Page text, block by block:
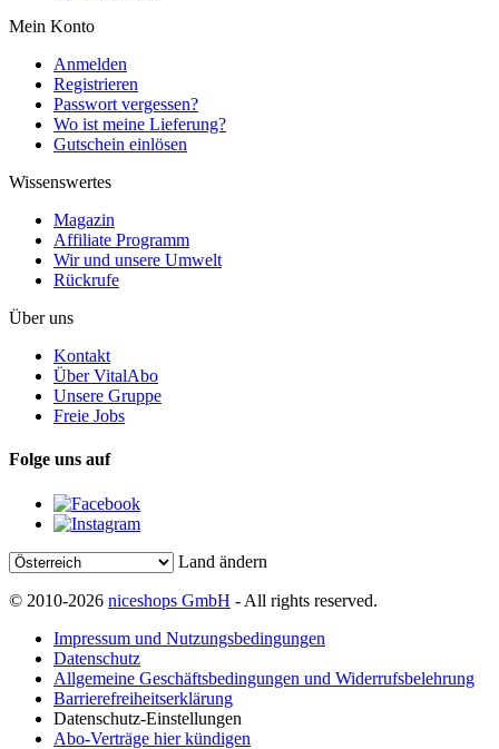
Mein Konto
Anmelden
Registrieren
Passwort vergessen?
Wo ist meine Lieferung?
Gutschein einlösen
Wissenswertes
Magazin
Affiliate Programm
Wir und unsere Umwelt
Rückrufe
Über uns
Kontakt
Über VitalAbo
Unsere Gruppe
Freie Jobs
Folge uns auf
Land ändern
© 2010-2026 niceshops GmbH - All rights reserved.
Impressum und Nutzungsbedingungen
Datenschutz
Allgemeine Geschäftsbedingungen und Widerrufsbelehrung
Barrierefreiheitserklärung
Datenschutz-Einstellungen
Abo-Verträge hier kündigen